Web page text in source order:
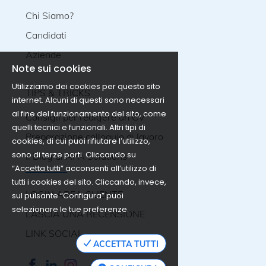
Chi Siamo?
Candidati
Aziende
TIPS & TRICKS
Consigli per redigere un CV
Preparazione colloquio di lavoro
Il Blog di APA Solutions
LOGIN AREA CLIENTE
LASCIA UNA RECENSIONE
LINK SOCIAL
Note sui cookies
Utilizziamo dei cookies per questo sito
internet. Alcuni di questi sono necessari
al fine del funzionamento del sito, come
quelli tecnici e funzionali. Altri tipi di
cookies, di cui puoi rifiutare l’utilizzo,
sono di terze parti. Cliccando su
“Accetta tutti” acconsenti all’utilizzo di
tutti i cookies del sito. Cliccando, invece,
sul pulsante “Configura” puoi
selezionare le tue preferenze.
ACCETTA TUTTI